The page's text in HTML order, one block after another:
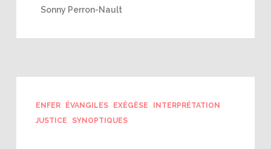
Sonny Perron-Nault
ENFER ÉVANGILES EXÉGÈSE
INTERPRÉTATION
JUSTICE
SYNOPTIQUES